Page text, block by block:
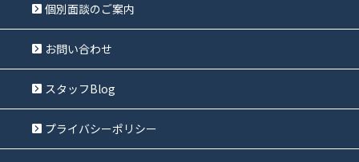
個別面談のご案内
お問い合わせ
スタッフBlog
プライバシーポリシー